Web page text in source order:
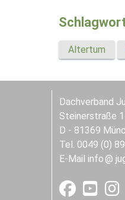
Altertum
Dachverband
Steinerstraße
D - 81369
Tel. 0049 (0)
E-Mail info